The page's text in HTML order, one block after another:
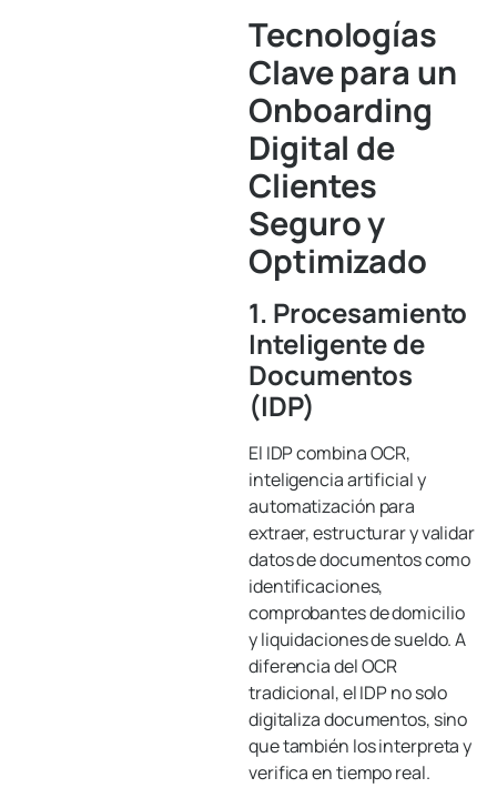
Tecnologías
Clave para un
Onboarding
Digital de
Clientes
Seguro y
Optimizado
1. Procesamiento
Inteligente de
Documentos
(IDP)
El IDP combina OCR,
inteligencia artificial y
automatización para
extraer, estructurar y validar
datos de documentos como
identificaciones,
comprobantes de domicilio
y liquidaciones de sueldo. A
diferencia del OCR
tradicional, el IDP no solo
digitaliza documentos, sino
que también los interpreta y
verifica en tiempo real.